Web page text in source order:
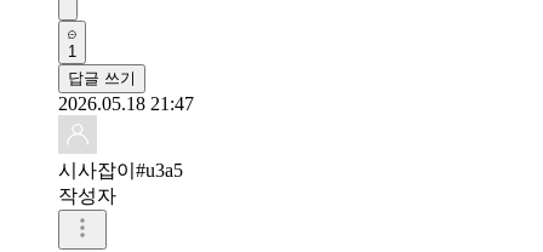
1
답글 쓰기
2026.05.18 21:47
시사잡이#u3a5
작성자